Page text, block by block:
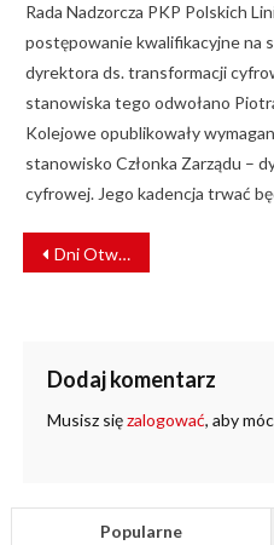
Rada Nadzorcza PKP Polskich
postępowanie kwalifikacyjne na
dyrektora ds. transformacji
stanowiska tego odwołano
Kolejowe opublikowały
stanowisko Członka Zarządu –
cyfrowej. Jego kadencja trwać
NAWIGACJA
WPISU
Dni Otwarte Funduszy Unijnych z PLK SA
Dodaj komentarz
Musisz sięzalogować, aby
Popularne